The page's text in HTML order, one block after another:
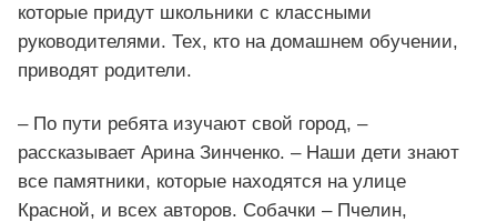
которые придут школьники с классными
руководителями. Тех, кто на домашнем обучении,
приводят родители.
– По пути ребята изучают свой город, –
рассказывает Арина Зинченко. – Наши дети знают
все памятники, которые находятся на улице
Красной, и всех авторов. Собачки – Пчелин,